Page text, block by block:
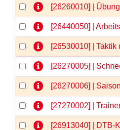
[26260010] |
[26440050] |
[26530010] |
[26270005] |
[26270006] |
[27270002] |
[26913040] | DTB-